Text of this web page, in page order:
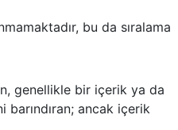
bu da sıralama
genellikle bir içerik ya da
barındıran; ancak içerik